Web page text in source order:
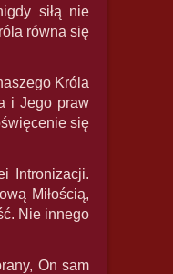
siłą nie
równa się
Króla
i Jego praw
się
Intronizacji.
Miłością,
Nie innego
On sam